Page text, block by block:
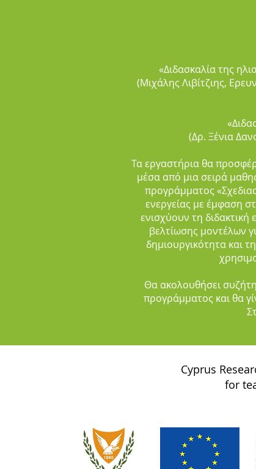
«Διδασκαλία της
(Μιχάλης Λιβίτζιης,
(Δρ. Ξένια
Τα εργαστήρια θα
μέσα από μια σειρά
προγράμματος
ενεργείας με έμφαση
ενισχύουν τη
βελτίωσης μοντέλων
δημιουργικότητα και
Θα ακολουθήσει
προγράμματος και θα
Cyprus
for